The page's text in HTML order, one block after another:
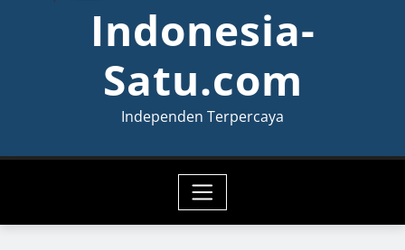
Indonesia-
Satu.com
Independen Terpercaya